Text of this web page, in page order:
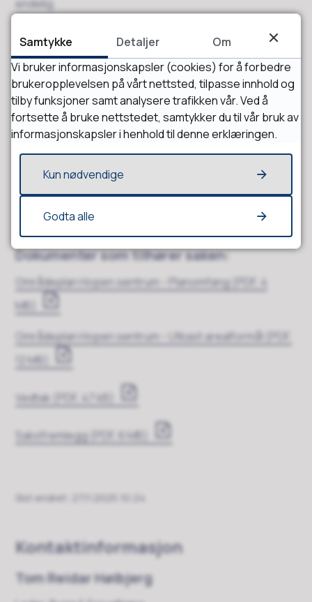
endelig.
Frist for uttalelsene settes til 24.11.25.
Har du innspill til høringen?
e-skjema for høringsuttalelser
Innspill kan også sendes som e-post til
postmottak@smola.kommune.no, eller som vanlig post
til: Smøla kommune, pb. 34, 6571 Smøla
Dokumenter som tilhører saken:
Områdeplan Hopen sentrum - Planomfang(PDF, 4
MB)
Områdeplan Hopen sentrum - Utkast arealformål
12 MB)
Vedtak (PDF, 47 kB)
Saksfremlegg(PDF, 6 MB)
Sist endret 27.11.2025 10:24
Kontaktinformasjon
Tom Reidar Høibjerg
Samtykke Detaljer
Om
Vi bruker informasjonskapsler (cookies) for å forbedre
brukeropplevelsen på vårt nettsted, tilpasse innhold og
tilby funksjoner samt analysere trafikken vår. Ved å
fortsette å bruke nettstedet, samtykker du til vår bruk av
informasjonskapsler i henhold til denne erklæringen.
Kun nødvendige
Godta alle